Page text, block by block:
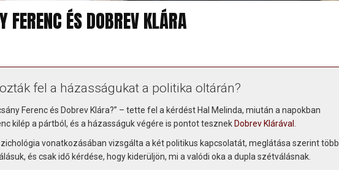
FERENC ÉS DOBREV KLÁRA
fel a házasságukat a politika oltárán?
Ferenc és Dobrev Klára?” – tette fel a kérdést Hal Melinda, miután a napokban
kilép a pártból, és a házasságuk végére is pontot tesznek Dobrev Klárával
vonatkozásában vizsgálta a két politikus kapcsolatát, meglátása szerint több
és csak idő kérdése, hogy kiderüljön, mi a valódi oka a dupla szétválásnak.